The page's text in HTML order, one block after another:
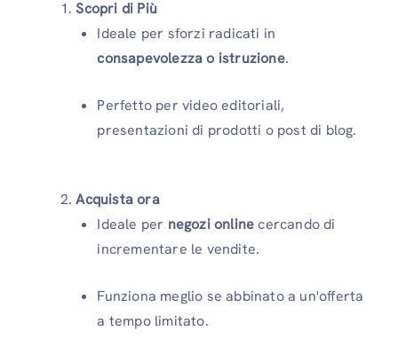
Scopri di Più
Ideale per sforzi radicati in
consapevolezza o istruzione.
Perfetto per video editoriali,
presentazioni di prodotti o post di blog.
Acquista ora
Ideale per negozi onlinecercando di
incrementare le vendite.
Funziona meglio se abbinato a un'offerta
a tempo limitato.